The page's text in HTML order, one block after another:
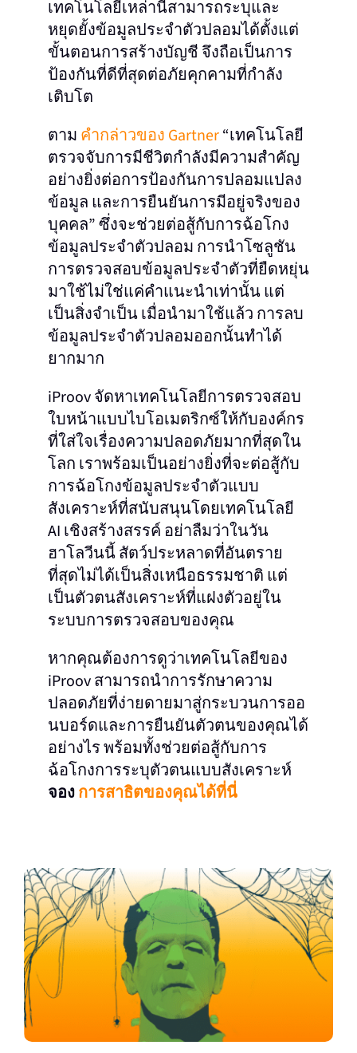
เทคโนโลยีเหล่านี้สามารถระบุและ
หยุดยั้งข้อมูลประจำตัวปลอมได้ตั้งแต่
ขั้นตอนการสร้างบัญชี จึงถือเป็นการ
ป้องกันที่ดีที่สุดต่อภัยคุกคามที่กำลัง
เติบโต
ตาม คำกล่าวของ Gartner“เทคโนโลยี
ตรวจจับการมีชีวิตกำลังมีความสำคัญ
อย่างยิ่งต่อการป้องกันการปลอมแปลง
ข้อมูล และการยืนยันการมีอยู่จริงของ
บุคคล” ซึ่งจะช่วยต่อสู้กับการฉ้อโกง
ข้อมูลประจำตัวปลอม การนำโซลูชัน
การตรวจสอบข้อมูลประจำตัวที่ยืดหยุ่น
มาใช้ไม่ใช่แค่คำแนะนำเท่านั้น แต่
เป็นสิ่งจำเป็น เมื่อนำมาใช้แล้ว การลบ
ข้อมูลประจำตัวปลอมออกนั้นทำได้
ยากมาก
iProov จัดหาเทคโนโลยีการตรวจสอบ
ใบหน้าแบบไบโอเมตริกซ์ให้กับองค์กร
ที่ใส่ใจเรื่องความปลอดภัยมากที่สุดใน
โลก เราพร้อมเป็นอย่างยิ่งที่จะต่อสู้กับ
การฉ้อโกงข้อมูลประจำตัวแบบ
สังเคราะห์ที่สนับสนุนโดยเทคโนโลยี
AI เชิงสร้างสรรค์ อย่าลืมว่าในวัน
ฮาโลวีนนี้ สัตว์ประหลาดที่อันตราย
ที่สุดไม่ได้เป็นสิ่งเหนือธรรมชาติ แต่
เป็นตัวตนสังเคราะห์ที่แฝงตัวอยู่ใน
ระบบการตรวจสอบของคุณ
หากคุณต้องการดูว่าเทคโนโลยีของ
iProov สามารถนำการรักษาความ
ปลอดภัยที่ง่ายดายมาสู่กระบวนการออ
นบอร์ดและการยืนยันตัวตนของคุณได้
อย่างไร พร้อมทั้งช่วยต่อสู้กับการ
ฉ้อโกงการระบุตัวตนแบบสังเคราะห์
จองการสาธิตของคุณได้ที่นี่